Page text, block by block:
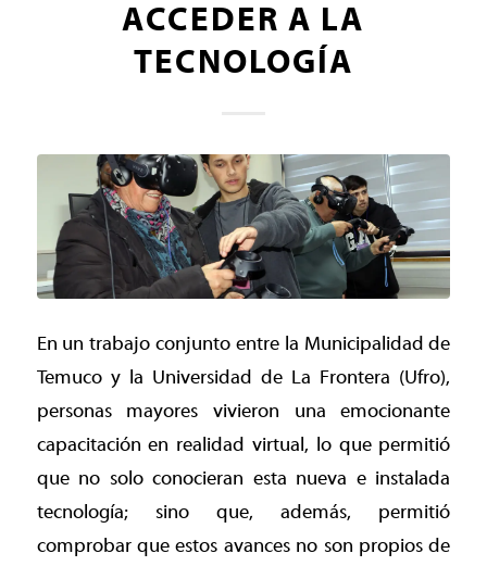
ACCEDER A LA
TECNOLOGÍA
En un trabajo conjunto entre la Municipalidad de
Temuco y la Universidad de La Frontera (Ufro),
personas mayores vivieron una emocionante
capacitación en realidad virtual, lo que permitió
que no solo conocieran esta nueva e instalada
tecnología; sino que, además, permitió
comprobar que estos avances no son propios de